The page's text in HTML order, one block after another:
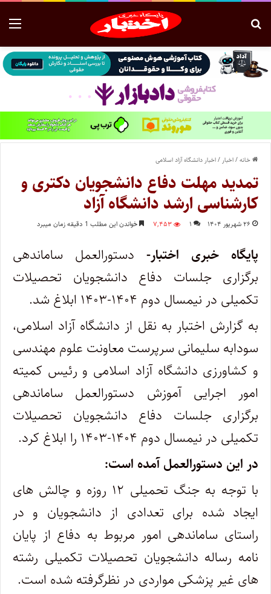
خانه/اخبار /اخبار دانشگاه آزاد اسلامی
تمدید مهلت دفاع دانشجویان دکتری و
کارشناسی ارشد دانشگاه آزاد
۲۶ شهریور ۱۴۰۴ ۱ ۷,۴۵۳ خواندن این مطلب 1 دقیقه زمان میبرد
پایگاه خبری اختبار- دستورالعمل ساماندهی
برگزاری جلسات دفاع دانشجویان تحصیلات
تکمیلی در نیمسال دوم ۱۴۰۴-۱۴۰۳ ابلاغ شد.
به گزارش اختبار به نقل از دانشگاه آزاد اسلامی،
سودابه سلیمانی سرپرست معاونت علوم مهندسی
و ‌کشاورزی دانشگاه آزاد اسلامی و رئیس کمیته
امور اجرایی آموزش دستورالعمل ساماندهی
برگزاری جلسات دفاع دانشجویان تحصیلات
تکمیلی در نیمسال دوم ۱۴۰۴-۱۴۰۳ را ابلاغ کرد.
در این دستورالعمل آمده است:
با توجه به جنگ تحمیلی ۱۲ روزه و چالش های
ایجاد شده برای تعدادی از دانشجویان و در
راستای ساماندهی امور مربوط به دفاع از پایان
نامه رساله دانشجویان تحصیلات تکمیلی رشته
های غیر پزشکی مواردی در نظرگرفته شده است.